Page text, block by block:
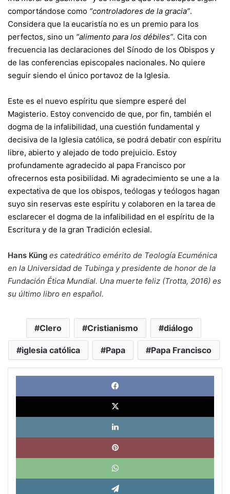
comportándose como “controladores de la gracia”.
Considera que la eucaristía no es un premio para los
perfectos, sino un “alimento para los débiles”. Cita con
frecuencia las declaraciones del Sínodo de los Obispos y
de las conferencias episcopales nacionales. No quiere
seguir siendo el único portavoz de la Iglesia.
Este es el nuevo espíritu que siempre esperé del
Magisterio. Estoy convencido de que, por fin, también el
dogma de la infalibilidad, una cuestión fundamental y
decisiva de la Iglesia católica, se podrá debatir con espíritu
libre, abierto y alejado de todo prejuicio. Estoy
profundamente agradecido al papa Francisco por
ofrecernos esta posibilidad. Mi agradecimiento se une a la
expectativa de que los obispos, teólogas y teólogos hagan
suyo sin reservas este espíritu y colaboren en la tarea de
esclarecer el dogma de la infalibilidad en el espíritu de la
Escritura y de la gran Tradición eclesial.
Hans Küng es catedrático emérito de Teología Ecuménica
en la Universidad de Tubinga y presidente de honor de la
Fundación Ética Mundial. Una muerte feliz (Trotta, 2016) es
su último libro en español.
Clero Cristianismo diálogo
iglesia católica Papa Papa Francisco
X